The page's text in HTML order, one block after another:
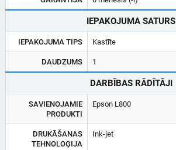
IEPAKOJUMA SATURS
IEPAKOJUMA TIPS Kastīte
DAUDZUMS 1
DARBĪBAS RĀDĪTĀJI
SAVIENOJAMIE
PRODUKTI
Epson L800
DRUKĀŠANAS
TEHNOLOĢIJA
Ink-jet